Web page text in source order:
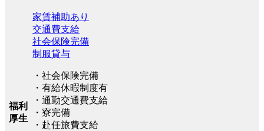
福利
厚生
家賃補助あり
交通費支給
社会保険完備
制服貸与
・社会保険完備
・有給休暇制度有
・通勤交通費支給
・寮完備
・赴任旅費支給